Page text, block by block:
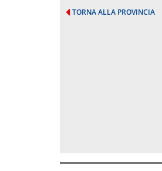
TORNA ALLA PROVINCIA